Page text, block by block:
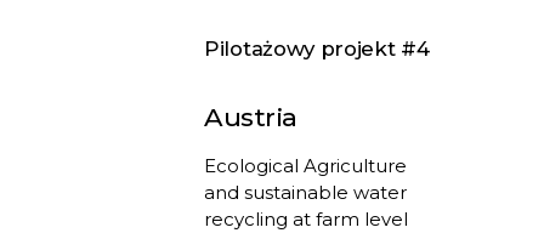
Pilotażowy projekt #4
Austria
Ecological Agriculture
and sustainable water
recycling at farm level